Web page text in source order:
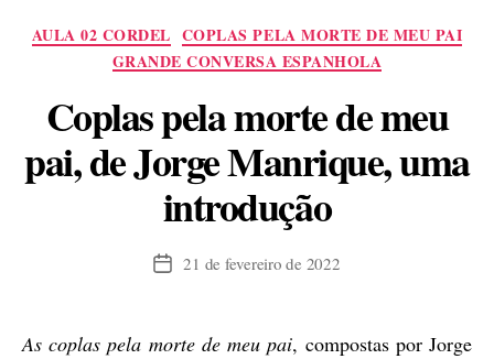
Categorias
AULA 02 CORDEL COPLAS PELA MORTE DE MEU PAI
GRANDE CONVERSA ESPANHOLA
Coplas pela morte de meu
pai, de Jorge Manrique, uma
introdução
Data21 de fevereiro de 2022
As coplas pela morte de meu pai, compostas por Jorge